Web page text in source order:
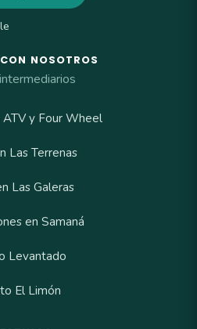
CON NOSOTROS
y Four Wheel
Las Terrenas
Las Galeras
en Samaná
Levantado
El Limón